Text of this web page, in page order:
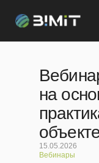
main
на
15.05.2026
Вебинары